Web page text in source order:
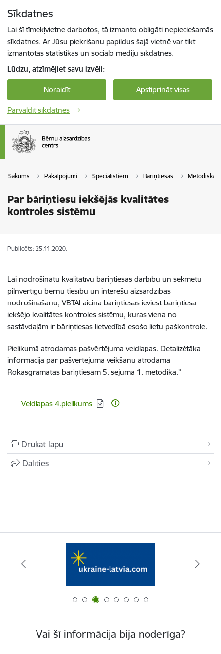
Sīkdatnes
Lai šī tīmekļvietne darbotos, tā izmanto obligāti nepieciešamās
sīkdatnes. Ar Jūsu piekrišanu papildus šajā vietnē var tikt
izmantotas statistikas un sociālo mediju sīkdatnes.
Lūdzu, atzīmējiet savu izvēli:
Noraidīt Apstiprināt visas
Pārvaldīt sīkdatnes
Sākums Pakalpojumi Speciālistiem Bāriņtiesas Metodiskā
Par bāriņtiesu iekšējās kvalitātes
kontroles sistēmu
Publicēts: 25.11.2020.
Lai nodrošinātu kvalitatīvu bāriņtiesas darbību un sekmētu
pilnvērtīgu bērnu tiesību un interešu aizsardzības
nodrošināšanu, VBTAI aicina bāriņtiesas ieviest bāriņtiesā
iekšējo kvalitātes kontroles sistēmu, kuras viena no
sastāvdaļām ir bāriņtiesas lietvedībā esošo lietu paškontrole.
Pielikumā atrodamas pašvērtējuma veidlapas. Detalizētāka
informācija par pašvērtējuma veikšanu atrodama
Rokasgrāmatas bāriņtiesām 5. sējuma 1. metodikā.”
Lejupielādēt:
Veidlapas 4.pielikums
Drukāt lapu
Dalīties
Vai šī informācija bija noderīga?